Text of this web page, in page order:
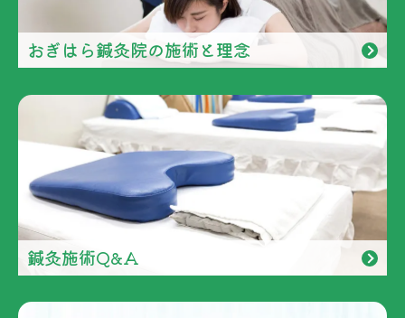
おぎはら鍼灸院の施術と理念
鍼灸施術Q&A